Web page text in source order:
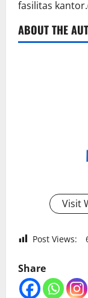
fasilitas
ABOUT THE
Visit
Post Views:
Share